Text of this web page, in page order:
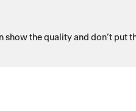
the quality and don’t put